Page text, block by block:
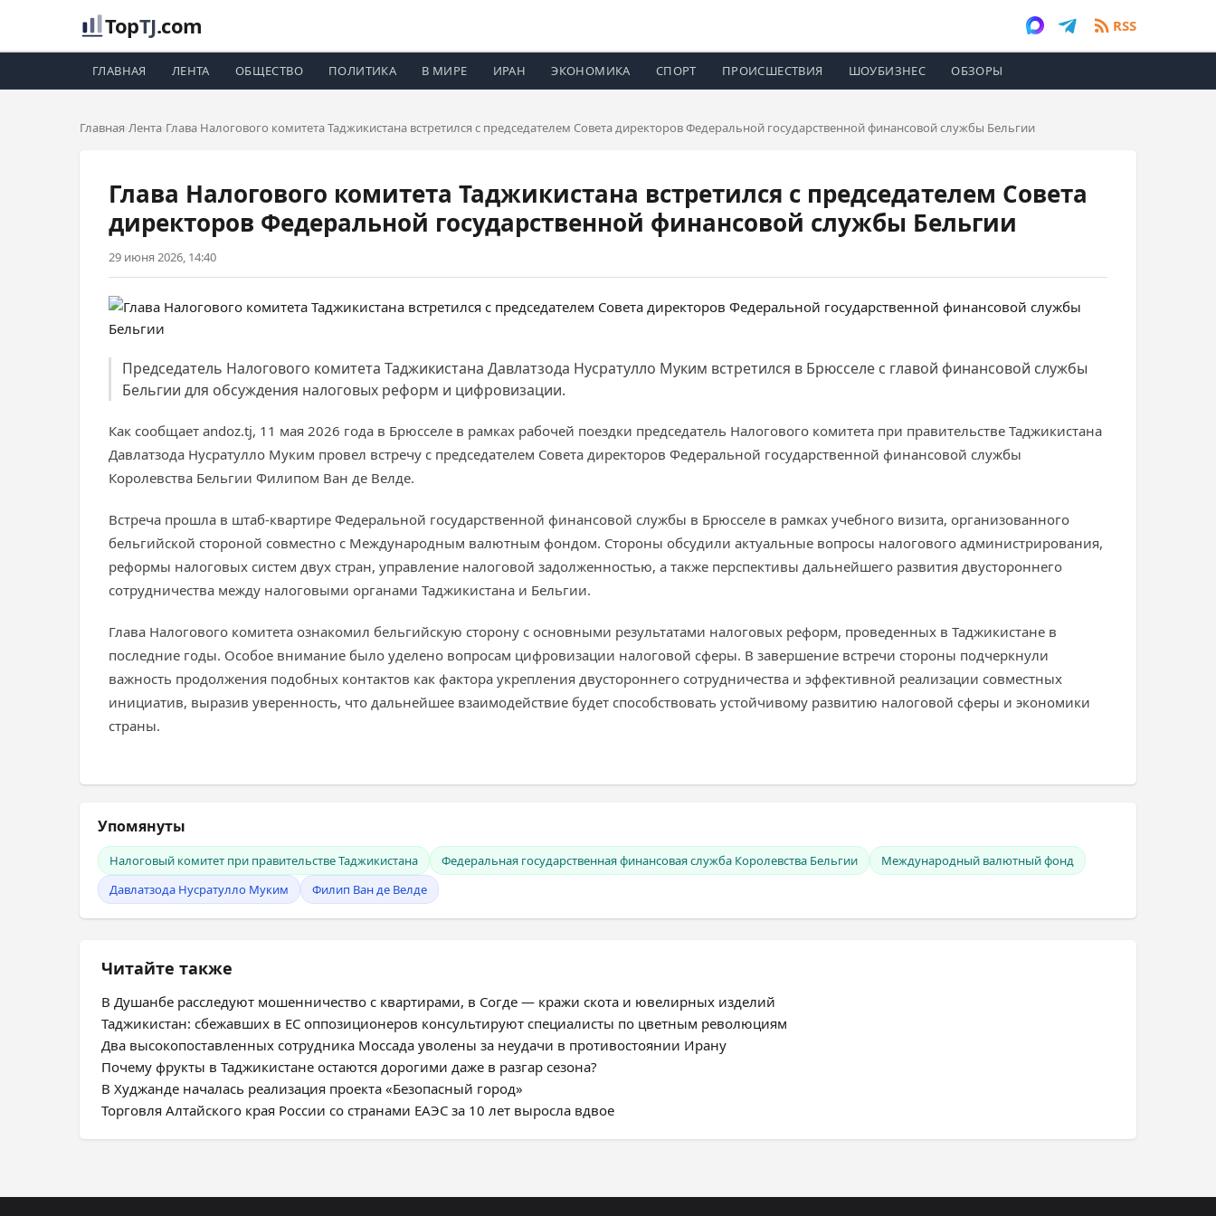
TopTJ.com RSS
ГЛАВНАЯ ЛЕНТА ОБЩЕСТВО ПОЛИТИКА В МИРЕ ИРАН ЭКОНОМИКА СПОРТ ПРОИСШЕСТВИЯ ШОУБИЗНЕС ОБЗОРЫ
Главная Лента Глава Налогового комитета Таджикистана встретился с председателем Совета директоров Федеральной государственной финансовой службы Бельгии
Глава Налогового комитета Таджикистана встретился с председателем Совета
директоров Федеральной государственной финансовой службы Бельгии
29 июня 2026, 14:40
Председатель Налогового комитета Таджикистана Давлатзода Нусратулло Муким встретился в Брюсселе с главой финансовой службы
Бельгии для обсуждения налоговых реформ и цифровизации.
Как сообщает andoz.tj, 11 мая 2026 года в Брюсселе в рамках рабочей поездки председатель Налогового комитета при правительстве Таджикистана
Давлатзода Нусратулло Муким провел встречу с председателем Совета директоров Федеральной государственной финансовой службы
Королевства Бельгии Филипом Ван де Велде.
Встреча прошла в штаб-квартире Федеральной государственной финансовой службы в Брюсселе в рамках учебного визита, организованного
бельгийской стороной совместно с Международным валютным фондом. Стороны обсудили актуальные вопросы налогового администрирования,
реформы налоговых систем двух стран, управление налоговой задолженностью, а также перспективы дальнейшего развития двустороннего
сотрудничества между налоговыми органами Таджикистана и Бельгии.
Глава Налогового комитета ознакомил бельгийскую сторону с основными результатами налоговых реформ, проведенных в Таджикистане в
последние годы. Особое внимание было уделено вопросам цифровизации налоговой сферы. В завершение встречи стороны подчеркнули
важность продолжения подобных контактов как фактора укрепления двустороннего сотрудничества и эффективной реализации совместных
инициатив, выразив уверенность, что дальнейшее взаимодействие будет способствовать устойчивому развитию налоговой сферы и экономики
страны.
Упомянуты
Налоговый комитет при правительстве Таджикистана Федеральная государственная финансовая служба Королевства Бельгии
Международный валютный фонд
Давлатзода Нусратулло Муким
Филип Ван де Велде
Читайте также
В Душанбе расследуют мошенничество с квартирами, в Согде — кражи скота и ювелирных изделий
Таджикистан: сбежавших в ЕС оппозиционеров консультируют специалисты по цветным революциям
Два высокопоставленных сотрудника Моссада уволены за неудачи в противостоянии Ирану
Почему фрукты в Таджикистане остаются дорогими даже в разгар сезона?
В Худжанде началась реализация проекта «Безопасный город»
Торговля Алтайского края России со странами ЕАЭС за 10 лет выросла вдвое